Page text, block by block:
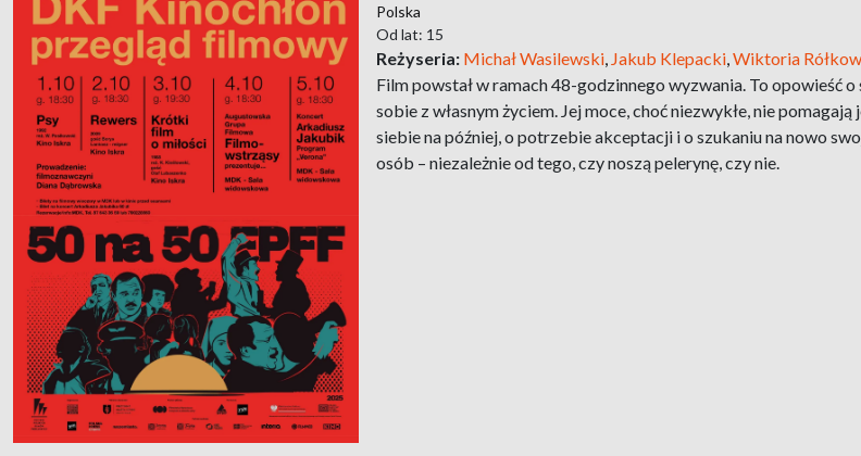
Polska
Od lat: 15
Reżyseria: Michał Wasilewski Jakub Klepacki Wiktoria
Film powstał w ramach 48-godzinnego wyzwania. To opowieść
sobie z własnym życiem. Jej moce, choć niezwykłe, nie
siebie na później, o potrzebie akceptacji i o szukaniu na nowo
osób – niezależnie od tego, czy noszą pelerynę, czy nie.